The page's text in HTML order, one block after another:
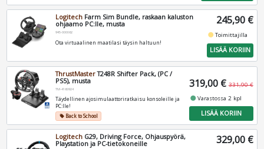
Logitech Farm Sim Bundle, raskaan kaluston
ohjaamo PC:lle, musta
945-000062
Ota virtuaalinen maatilasi täysin haltuun!
245,90 €
fiber_manual_recordToimittajilla
LISÄÄ KORIIN
ThrustMasterT248R Shifter Pack, (PC /
PS5), musta
TM-4160924
Täydellinen ajosimulaattoriratkaisu konsoleille ja
PC:lle!
local_offerBack to School
319,00 € 331,90 €
fiber_manual_recordVarastossa 2 kpl
LISÄÄ KORIIN
Logitech G29, Driving Force, Ohjauspyörä,
Playstation ja PC-tietokoneille
329,00 €